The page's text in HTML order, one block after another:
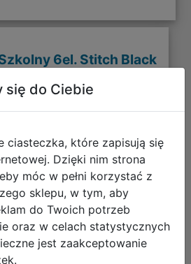
6el. Stitch Black
+ Worek DS26YY-712
się do Ciebie
ciasteczka, które zapisują się
Dzięki nim strona
móc w pełni korzystać z
sklepu, w tym, aby
do Twoich potrzeb
oraz w celach statystycznych
jest zaakceptowanie